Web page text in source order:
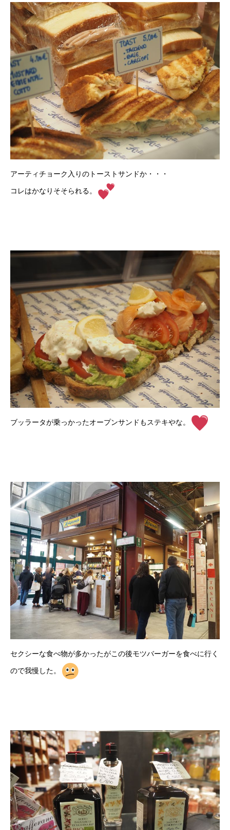
アーティチョーク入りのトーストサンドか・・・
コレはかなりそそられる。
ブッラータが乗っかったオープンサンドもステキやな。
セクシーな食べ物が多かったがこの後モツバーガーを食べに行く
ので我慢した。